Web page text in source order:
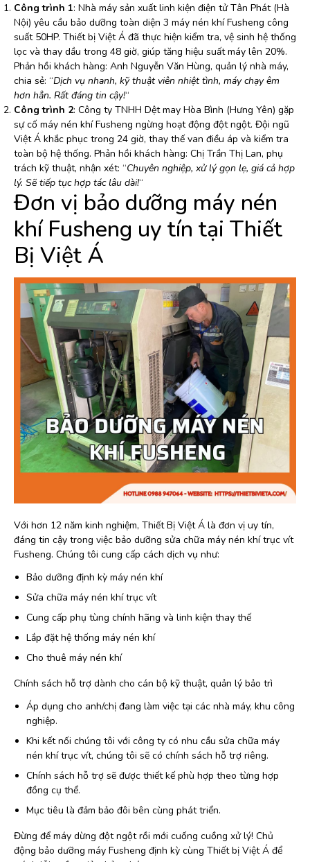
Công trình 1: Nhà máy sản xuất linh kiện điện tử Tân Phát (Hà
Nội) yêu cầu bảo dưỡng toàn diện 3 máy nén khí Fusheng công
suất 50HP. Thiết bị Việt Á đã thực hiện kiểm tra, vệ sinh hệ thống
lọc và thay dầu trong 48 giờ, giúp tăng hiệu suất máy lên 20%.
Phản hồi khách hàng: Anh Nguyễn Văn Hùng, quản lý nhà máy,
chia sẻ: “Dịch vụ nhanh, kỹ thuật viên nhiệt tình, máy chạy êm
hơn hẳn. Rất đáng tin cậy!“
Công trình 2: Công ty TNHH Dệt may Hòa Bình (Hưng Yên) gặp
sự cố máy nén khí Fusheng ngừng hoạt động đột ngột. Đội ngũ
Việt Á khắc phục trong 24 giờ, thay thế van điều áp và kiểm tra
toàn bộ hệ thống. Phản hồi khách hàng: Chị Trần Thị Lan, phụ
trách kỹ thuật, nhận xét: “Chuyên nghiệp, xử lý gọn lẹ, giá cả hợp
lý. Sẽ tiếp tục hợp tác lâu dài!“
Đơn vị bảo dưỡng máy nén
khí Fusheng uy tín tại Thiết
Bị Việt Á
Với hơn 12 năm kinh nghiệm, Thiết Bị Việt Á là đơn vị uy tín,
đáng tin cậy trong việc bảo dưỡng sửa chữa máy nén khí trục vít
Fusheng. Chúng tôi cung cấp cách dịch vụ như:
Bảo dưỡng định kỳ máy nén khí
Sửa chữa máy nén khí trục vít
Cung cấp phụ tùng chính hãng và linh kiện thay thế
Lắp đặt hệ thống máy nén khí
Cho thuê máy nén khí
Chính sách hỗ trợ dành cho cán bộ kỹ thuật, quản lý bảo trì
Áp dụng cho anh/chị đang làm việc tại các nhà máy, khu công
nghiệp.
Khi kết nối chúng tôi với công ty có nhu cầu sửa chữa máy
nén khí trục vít, chúng tôi sẽ có chính sách hỗ trợ riêng.
Chính sách hỗ trợ sẽ được thiết kế phù hợp theo từng hợp
đồng cụ thể.
Mục tiêu là đảm bảo đôi bên cùng phát triển.
Đừng để máy dừng đột ngột rồi mới cuống cuồng xử lý! Chủ
động bảo dưỡng máy Fusheng định kỳ cùng Thiết bị Việt Á để